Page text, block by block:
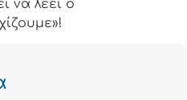
να λέει ο